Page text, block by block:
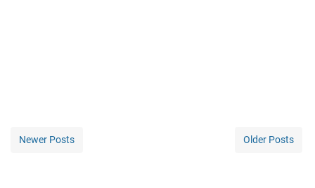
Newer Posts Older Posts